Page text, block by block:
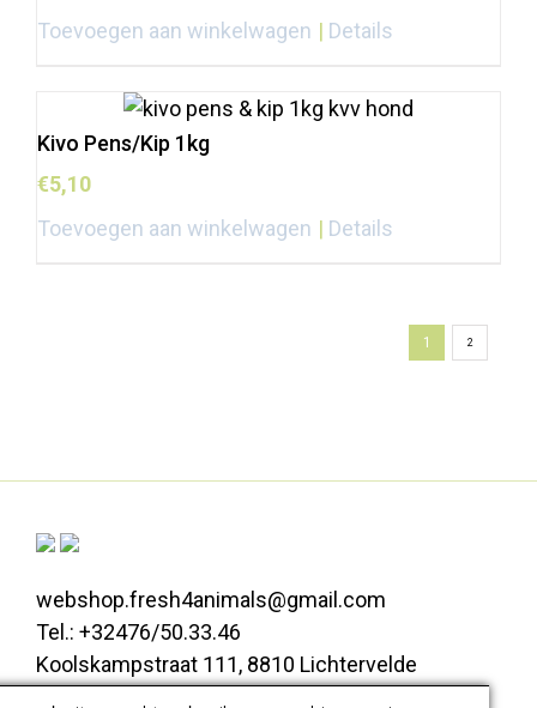
Toevoegen aan winkelwagen
Details
Kivo Pens/Kip 1kg
€5,10
Toevoegen aan winkelwagen
Details
1 2
webshop.fresh4animals@gmail.com
Tel.: +32476/50.33.46
Koolskampstraat 111, 8810 Lichtervelde